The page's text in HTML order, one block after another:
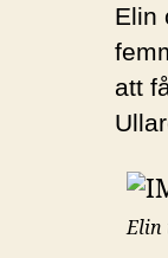
Elin
att
Elin